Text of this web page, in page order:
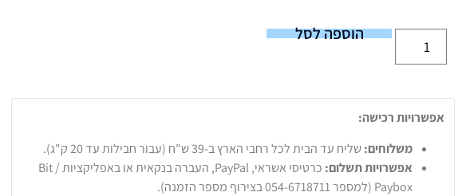
הוספה לסל
אפשרויות רכישה:
משלוחים:שליח עד הבית לכל רחבי הארץ ב-39 ש"ח (עבור חבילות עד 20 ק"ג).
אפשרויות תשלום:
כרטיסי אשראי, PayPal, העברה בנקאית או באפליקציות Bit /
Paybox (למספר 054-6718711 בצירוף מספר הזמנה).